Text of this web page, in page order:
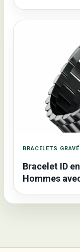
BRACELETS
Bracelet ID
Hommes